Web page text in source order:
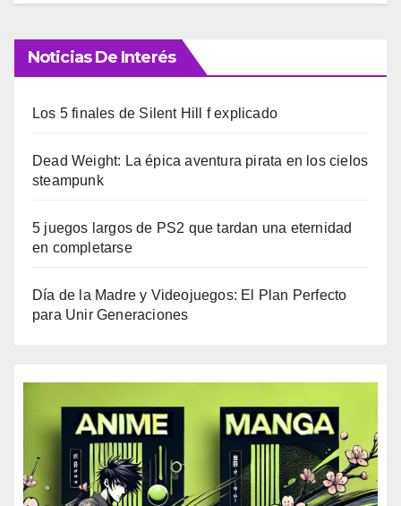
Noticias De Interés
Los 5 finales de Silent Hill f explicado
Dead Weight: La épica aventura pirata en los cielos
steampunk
5 juegos largos de PS2 que tardan una eternidad
en completarse
Día de la Madre y Videojuegos: El Plan Perfecto
para Unir Generaciones